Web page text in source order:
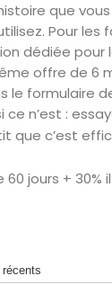
que
Pour les
dédiée pour
offre de 6
le formulaire
ce n’est :
que c’est
60 jours +